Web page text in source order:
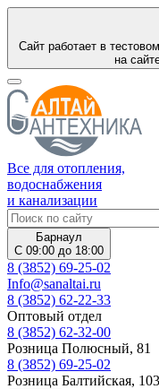
Сайт работает в
на
Все для отопления,
водоснабжения
и канализации
Барнаул
С 09:00 до 18:00
8 (3852) 69-25-02
Info@sanaltai.ru
8 (3852) 62-22-33
Оптовый отдел
8 (3852) 62-32-00
Розница Полюсный, 81
8 (3852) 69-25-02
Розница Балтийская, 103